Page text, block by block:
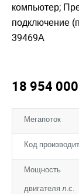
компьютер;
подключение
39469А
18 954 000
Мегапоток
Код
Мощность
двигателя л.с.